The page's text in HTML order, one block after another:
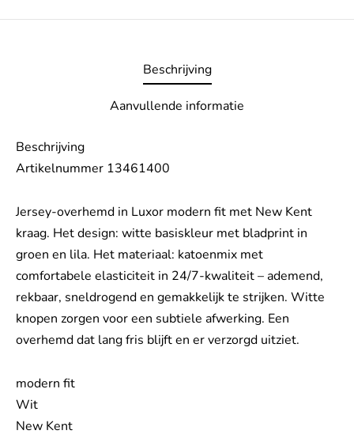
Beschrijving
Aanvullende informatie
Beschrijving
Artikelnummer 13461400
Jersey-overhemd in Luxor modern fit met New Kent
kraag. Het design: witte basiskleur met bladprint in
groen en lila. Het materiaal: katoenmix met
comfortabele elasticiteit in 24/7-kwaliteit – ademend,
rekbaar, sneldrogend en gemakkelijk te strijken. Witte
knopen zorgen voor een subtiele afwerking. Een
overhemd dat lang fris blijft en er verzorgd uitziet.
modern fit
Wit
New Kent